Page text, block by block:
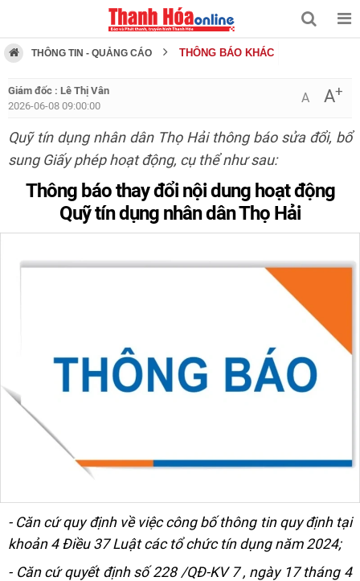
THÔNG TIN - QUẢNG CÁO THÔNG BÁO KHÁC
Giám đốc : Lê Thị Vân
2026-06-08 09:00:00
A A+
Quỹ tín dụng nhân dân Thọ Hải thông báo sửa đổi, bổ
sung Giấy phép hoạt động, cụ thể như sau:
Thông báo thay đổi nội dung hoạt động
Quỹ tín dụng nhân dân Thọ Hải
- Căn cứ quy định về việc công bố thông tin quy định tại
khoản 4 Điều 37 Luật các tổ chức tín dụng năm 2024;
- Căn cứ quyết định số228 /QĐ-KV 7 , ngày 17tháng 4